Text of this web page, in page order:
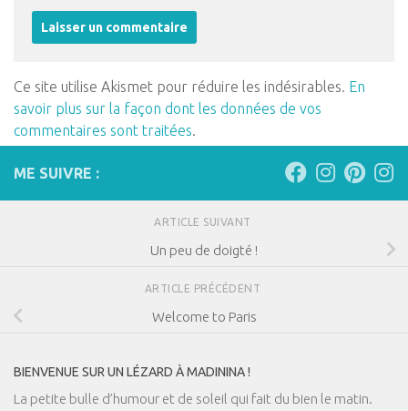
Ce site utilise Akismet pour réduire les indésirables. En
savoir plus sur la façon dont les données de vos
commentaires sont traitées.
ME SUIVRE :
ARTICLE SUIVANT
Un peu de doigté !
ARTICLE PRÉCÉDENT
Welcome to Paris
BIENVENUE SUR UN LÉZARD À MADININA !
La petite bulle d’humour et de soleil qui fait du bien le matin.